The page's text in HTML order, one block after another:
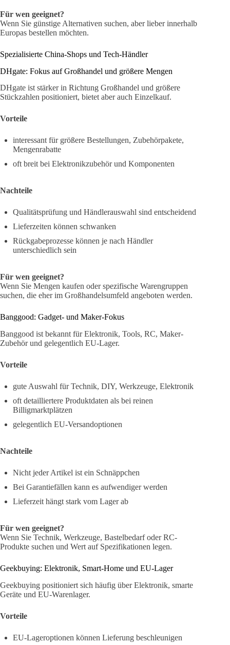
Für wen geeignet?
Wenn Sie günstige Alternativen suchen, aber lieber innerhalb
Europas bestellen möchten.
Spezialisierte China-Shops und Tech-Händler
DHgate: Fokus auf Großhandel und größere Mengen
DHgate ist stärker in Richtung Großhandel und größere
Stückzahlen positioniert, bietet aber auch Einzelkauf.
Vorteile
interessant für größere Bestellungen, Zubehörpakete,
Mengenrabatte
oft breit bei Elektronikzubehör und Komponenten
Nachteile
Qualitätsprüfung und Händlerauswahl sind entscheidend
Lieferzeiten können schwanken
Rückgabeprozesse können je nach Händler
unterschiedlich sein
Für wen geeignet?
Wenn Sie Mengen kaufen oder spezifische Warengruppen
suchen, die eher im Großhandelsumfeld angeboten werden.
Banggood: Gadget- und Maker-Fokus
Banggood ist bekannt für Elektronik, Tools, RC, Maker-
Zubehör und gelegentlich EU-Lager.
Vorteile
gute Auswahl für Technik, DIY, Werkzeuge, Elektronik
oft detailliertere Produktdaten als bei reinen
Billigmarktplätzen
gelegentlich EU-Versandoptionen
Nachteile
Nicht jeder Artikel ist ein Schnäppchen
Bei Garantiefällen kann es aufwendiger werden
Lieferzeit hängt stark vom Lager ab
Für wen geeignet?
Wenn Sie Technik, Werkzeuge, Bastelbedarf oder RC-
Produkte suchen und Wert auf Spezifikationen legen.
Geekbuying: Elektronik, Smart-Home und EU-Lager
Geekbuying positioniert sich häufig über Elektronik, smarte
Geräte und EU-Warenlager.
Vorteile
EU-Lageroptionen können Lieferung beschleunigen